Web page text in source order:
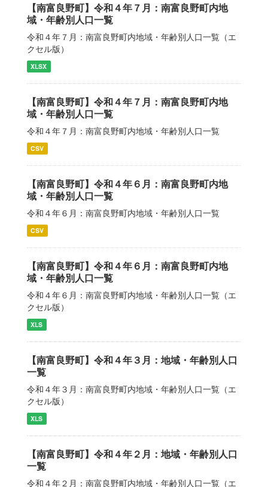
【南富良野町】令和４年７月：南富良野町内地
域・年齢別人口一覧
令和４年７月：南富良野町内地域・年齢別人口一覧（エ
クセル版）
XLSX
【南富良野町】令和４年７月：南富良野町内地
域・年齢別人口一覧
令和４年７月：南富良野町内地域・年齢別人口一覧
CSV
【南富良野町】令和４年６月：南富良野町内地
域・年齢別人口一覧
令和４年６月：南富良野町内地域・年齢別人口一覧
CSV
【南富良野町】令和４年６月：南富良野町内地
域・年齢別人口一覧
令和４年６月：南富良野町内地域・年齢別人口一覧（エ
クセル版）
XLS
【南富良野町】令和４年３月：地域・年齢別人口
一覧
令和４年３月：南富良野町内地域・年齢別人口一覧（エ
クセル版）
XLS
【南富良野町】令和４年２月：地域・年齢別人口
一覧
令和４年２月：南富良野町内地域・年齢別人口一覧（エ